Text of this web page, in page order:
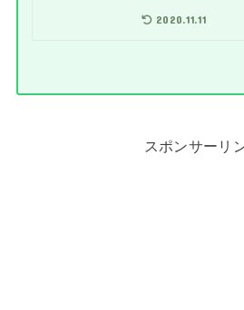
2020.11.11
スポンサーリ